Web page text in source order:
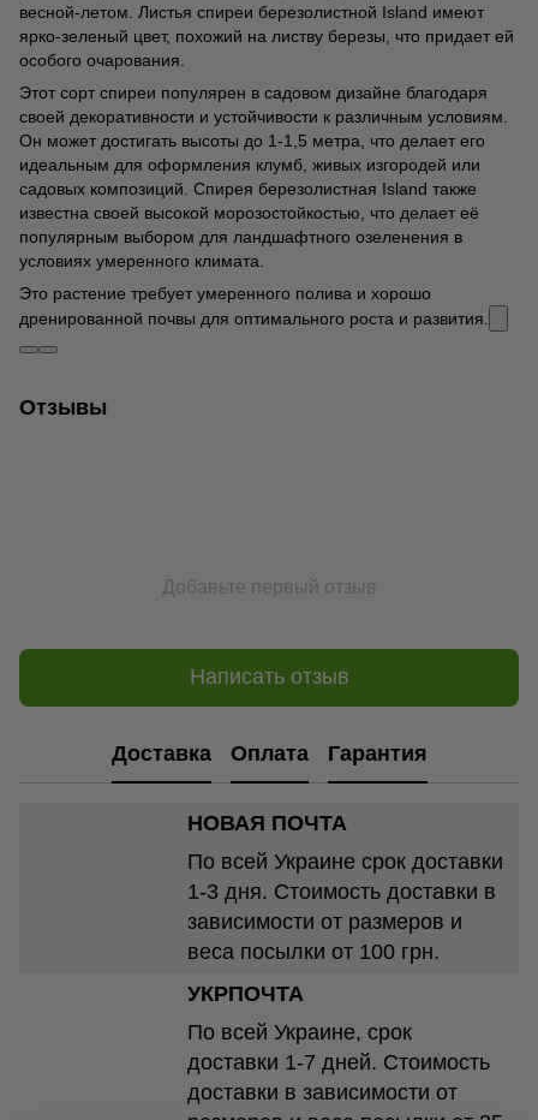
весной-летом. Листья спиреи березолистной Island имеют
ярко-зеленый цвет, похожий на листву березы, что придает ей
особого очарования.
Этот сорт спиреи популярен в садовом дизайне благодаря
своей декоративности и устойчивости к различным условиям.
Он может достигать высоты до 1-1,5 метра, что делает его
идеальным для оформления клумб, живых изгородей или
садовых композиций. Спирея березолистная Island также
известна своей высокой морозостойкостью, что делает её
популярным выбором для ландшафтного озеленения в
условиях умеренного климата.
Это растение требует умеренного полива и хорошо
дренированной почвы для оптимального роста и развития.
Отзывы
Добавьте первый отзыв
Написать отзыв
Доставка Оплата Гарантия
НОВАЯ ПОЧТА
По всей Украине срок доставки
1-3 дня. Стоимость доставки в
зависимости от размеров и
веса посылки от 100 грн.
УКРПОЧТА
По всей Украине, срок
доставки 1-7 дней. Стоимость
доставки в зависимости от